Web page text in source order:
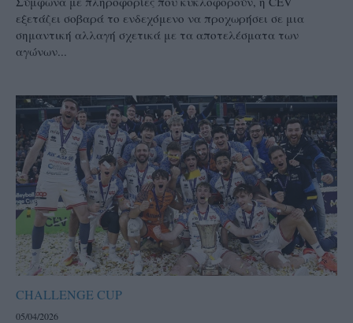
εξετάζει σοβαρά το ενδεχόμενο να προχωρήσει σε μια
σημαντική αλλαγή σχετικά με τα αποτελέσματα των
αγώνων...
CHALLENGE CUP
05/04/2026